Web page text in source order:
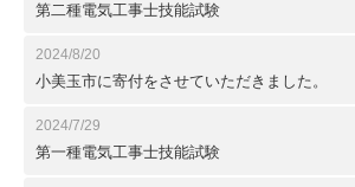
第二種電気工事士技能試験
2024/8/20
小美玉市に寄付をさせていただきました。
2024/7/29
第一種電気工事士技能試験